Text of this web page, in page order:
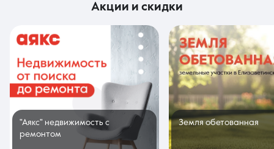
акции и скидки
"Аякс" недвижимость с
ремонтом
Земля обетованная